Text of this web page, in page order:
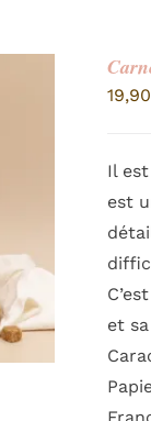
19,90
Il
est
et